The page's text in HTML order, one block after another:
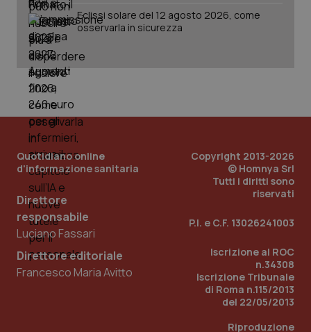
Eclissi solare del 12 agosto 2026, come
osservarla in sicurezza
Quotidiano online
d'informazione sanitaria
Direttore
responsabile
Luciano Fassari
Direttore editoriale
Francesco Maria Avitto
Copyright 2013-2026
© Homnya Srl
Tutti i diritti sono
riservati
P.I. e C.F. 13026241003
Iscrizione al ROC
n.34308
Iscrizione Tribunale
di Roma n.115/2013
del 22/05/2013
Riproduzione
PHPSESSID